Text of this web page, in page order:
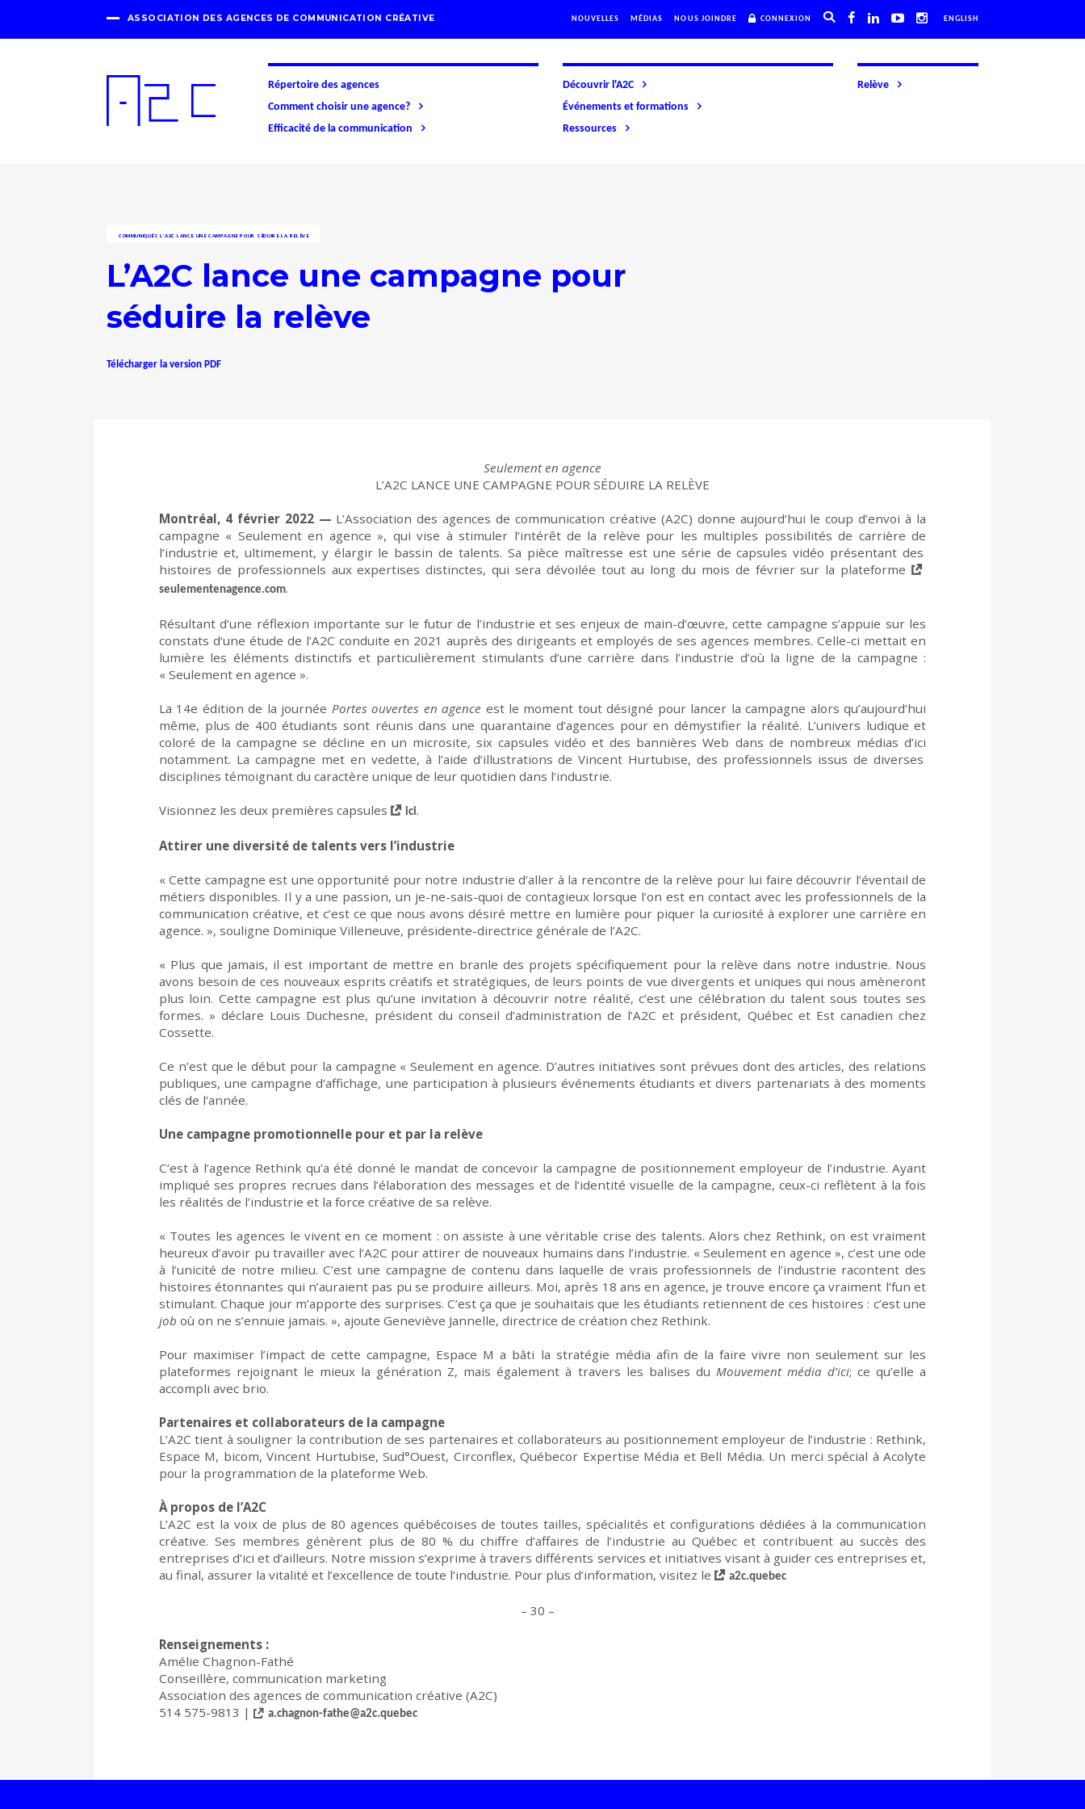
ASSOCIATION DES AGENCES DE COMMUNICATION CRÉATIVE NOUVELLES MÉDIAS NOUS JOINDRE CONNEXION ENGLISH
Répertoire des agences
Comment choisir une agence?
Efficacité de la communication
Découvrir l'A2C
Événements et formations
Ressources
Relève
COMMUNIQUÉS L’A2C LANCE UNE CAMPAGNE POUR SÉDUIRE LA RELÈVE
L’A2C lance une campagne pour
séduire la relève
Télécharger la version PDF
Seulement en agence
L’A2C LANCE UNE CAMPAGNE POUR SÉDUIRE LA RELÈVE
Montréal, 4 février 2022 — L’Association des agences de communication créative (A2C) donne aujourd’hui le coup d’envoi à la
campagne « Seulement en agence », qui vise àstimuler l’intérêt de la relève pour les multiples possibilités de carrièrede
l’industrie et, ultimement, y élargir le bassin de talents. Sa pièce maîtresse est une série de capsules vidéo présentant des
histoires de professionnels aux expertises distinctes, qui sera dévoilée tout au long du mois de févriersur la plateforme
seulementenagence.com.
Résultant d’une réflexion importante sur le futur de l’industrie etses enjeuxde main-d’œuvre, cette campagnes’appuie sur les
constats d‘une étude de l’A2C conduite en 2021 auprès des dirigeants et employés de ses agences membres. Celle-ci mettait en
lumière les élémentsdistinctifs et particulièrement stimulants d’une carrière dans l’industrie d’où la ligne de la campagne :
« Seulement en agence ».
La 14e édition de la journée Portes ouvertes en agence estle moment tout désigné pour lancer la campagne alors qu’aujourd’hui
même, plus de 400 étudiants sont réunis dans une quarantaine d’agences pourendémystifier la réalité. L’univers ludique et
coloré de la campagne se décline en un microsite, six capsules vidéo et des bannières Web dans de nombreux médias d’ici
notamment. La campagne met en vedette, à l’aide d’illustrationsdeVincent Hurtubise, des professionnels issus de diverses
disciplines témoignant du caractère unique de leur quotidien dans l’industrie.
Visionnez les deux premières capsules ici.
Attirer une diversité de talents vers l’industrie
« Cette campagne est une opportunité pour notre industried’aller à la rencontre de la relève pour lui faire découvrir l’éventail de
métiers disponibles. Il y a une passion, un je-ne-sais-quoi de contagieux lorsque l’on est en contact avec les professionnels de la
communication créative, et c’est ce que nous avons désiré mettre en lumière pour piquer la curiosité à explorer une carrière en
agence. », souligne Dominique Villeneuve, présidente-directrice générale de l’A2C.
« Plus que jamais, il est important de mettre en branle des projets spécifiquement pour la relève dans notre industrie. Nous
avons besoin de ces nouveaux esprits créatifs et stratégiques, de leurs points de vue divergents et uniques qui nousamèneront
plus loin. Cette campagne est plus qu’une invitationà découvrir notre réalité, c’est une célébration du talent sous toutes ses
formes. »déclare Louis Duchesne, président du conseil d’administration de l’A2C et président, Québec et Est canadien chez
Cossette.
Ce n’est que le début pour la campagne « Seulement en agence. D’autres initiatives sont prévues dont des articles, des relations
publiques, une campagne d’affichage, une participation à plusieurs événements étudiants et divers partenariats à des moments
clés de l’année.
Une campagne promotionnelle pour et par la relève
C’està l’agence Rethink qu’a été donné le mandat de concevoir la campagne de positionnement employeur de l’industrie.Ayant
impliqué ses propres recrues dans l’élaboration des messages etde l’identité visuelle de la campagne, ceux-ci reflètent à la fois
les réalités de l’industrie et la force créative de sa relève.
« Toutes les agences le vivent en ce moment : on assiste à une véritable crise des talents. Alors chez Rethink, on est vraiment
heureux d’avoir pu travailler avec l’A2C pour attirer de nouveaux humains dans l’industrie. « Seulement en agence », c’est une ode
à l’unicité de notre milieu. C’est une campagne de contenu dans laquelle de vrais professionnels de l’industrie racontent des
histoires étonnantes qui n’auraient pas pu se produire ailleurs. Moi, après 18 ans en agence, je trouve encore ça vraiment l’fun et
stimulant. Chaque jour m’apporte des surprises. C’est ça que je souhaitais que les étudiants retiennent de ces histoires : c’est une
job où on ne s’ennuie jamais. », ajoute Geneviève Jannelle, directrice de création chez Rethink.
Pour maximiser l’impact de cette campagne, Espace Ma bâti la stratégie média afin de la faire vivre non seulement sur les
plateformes rejoignant le mieux la génération Z, mais égalementà travers les balises du Mouvement média d’ici; ce qu’elle a
accompli avec brio.
Partenaires et collaborateurs de la campagne
L’A2C tient à souligner la contribution de ses partenaires et collaborateursau positionnement employeur de l’industrie : Rethink,
Espace M, bicom, Vincent Hurtubise,Sud°Ouest, Circonflex, Québecor Expertise Média etBell Média. Un merci spécial à Acolyte
pour la programmation de la plateforme Web.
À propos de l’A2C
L’A2C est la voix de plus de 80 agences québécoises de toutes tailles, spécialités et configurations dédiées à la communication
créative. Ses membres génèrent plus de 80 % du chiffre d’affaires de l’industrie au Québec et contribuent au succès des
entreprises d’ici et d’ailleurs. Notre mission s’exprime à travers différents services et initiatives visant à guider ces entreprises et,
au final, assurer la vitalité et l’excellence de toute l’industrie. Pour plus d’information, visitez le a2c.quebec
– 30 –
Renseignements :
Amélie Chagnon-Fathé
Conseillère, communication marketing
Association des agences de communication créative (A2C)
514 575-9813 |
a.chagnon-fathe@a2c.quebec